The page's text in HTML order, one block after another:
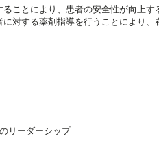
ことにより、患者の安全性が向上す
対する薬剤指導を行うことにより、
リーダーシップ